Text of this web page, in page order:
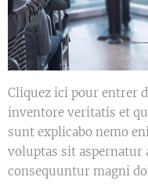
Cliquez ici pour entrer
inventore veritatis et
sunt explicabo nemo
voluptas sit aspernatur
consequuntur magni